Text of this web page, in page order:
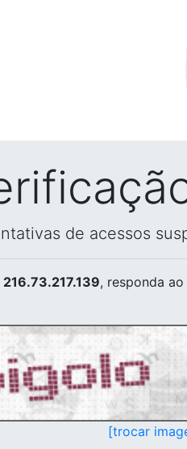
de acessos
216.73.217.139, responda
[trocar